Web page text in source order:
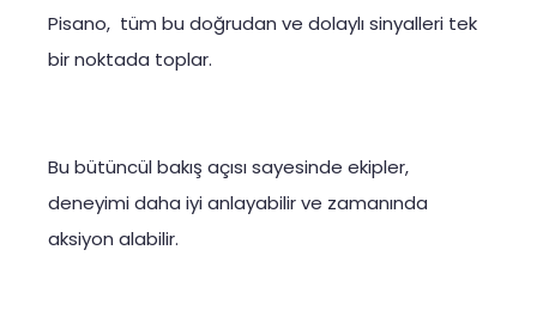
Pisano, tüm bu doğrudan ve dolaylı sinyalleri tek
bir noktada toplar.
Bu bütüncül bakış açısı sayesinde ekipler,
deneyimi daha iyi anlayabilir ve zamanında
aksiyon alabilir.